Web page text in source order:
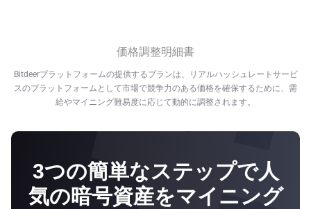
Bitdeerは将来の収益について、いかなる約束もするもので
はありません。ここに記載されている将来の収益に関する
数値は、推定値であり、仮定です。実際の収入はBitdeerの
管理が及ばない多くの要因から影響を受けます。
す。Bitdeerでは、企業運営全般へのサステナビリティの統
合化の取り組みの一環として、以下のような成果を挙げて
います：
•米国にあるマイニング施設の1つは、100%カーボンフリ
ーで、水力発電によるエネルギーで稼働しています*。
価格調整明細書
Bitdeerプラットフォームの提供するプランは、リアルハッシュレートサービ
スのプラットフォームとして市場で競争力のある価格を確保するために、需
給やマイニング難易度に応じて動的に調整されます。
3つの簡単なステップで人
気の暗号資産をマイニング